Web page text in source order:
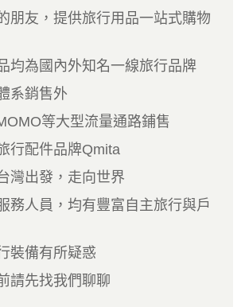
朋友，提供旅行用品一站式購物
均為國內外知名一線旅行品牌
系銷售外
等大型流量通路鋪售
行配件品牌Qmita
灣出發，走向世界
務人員，均有豐富自主旅行與戶
裝備有所疑惑
請先找我們聊聊